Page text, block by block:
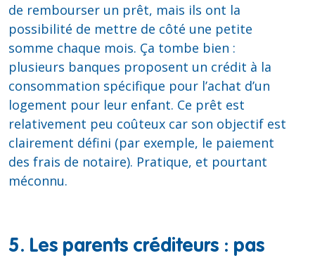
de rembourser un prêt, mais ils ont la
possibilité de mettre de côté une petite
somme chaque mois. Ça tombe bien :
plusieurs banques proposent un crédit à la
consommation spécifique pour l’achat d’un
logement pour leur enfant. Ce prêt est
relativement peu coûteux car son objectif est
clairement défini (par exemple, le paiement
des frais de notaire). Pratique, et pourtant
méconnu.
5. Les parents créditeurs : pas